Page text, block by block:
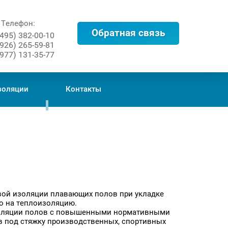
Телефон:
382-00-10
265-59-81
131-35-77
Обратная связь
Контакты
изоляции плавающих полов при укладке
на теплоизоляцию.
полов с повышенными нормативными
стяжку производственных, спортивных